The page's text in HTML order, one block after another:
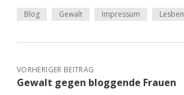
Blog Gewalt Impressum Lesben
VORHERIGER BEITRAG
Gewalt gegen bloggende Frauen